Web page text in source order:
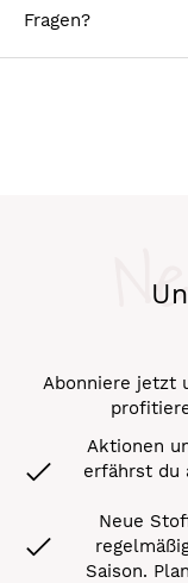
Fragen?
Abonniere jetzt
Aktionen
erfährst du
Neue
Saison.